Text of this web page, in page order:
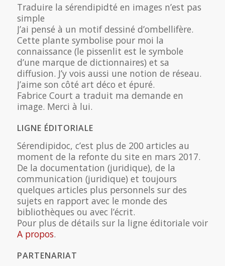
Traduire la sérendipidté en images n’est pas
simple
J’ai pensé à un motif dessiné d’ombellifère.
Cette plante symbolise pour moi la
connaissance (le pissenlit est le symbole
d’une marque de dictionnaires) et sa
diffusion. J’y vois aussi une notion de réseau.
J’aime son côté art déco et épuré.
Fabrice Court a traduit ma demande en
image. Merci à lui.
LIGNE ÉDITORIALE
Sérendipidoc, c’est plus de 200 articles au
moment de la refonte du site en mars 2017.
De la documentation (juridique), de la
communication (juridique) et toujours
quelques articles plus personnels sur des
sujets en rapport avec le monde des
bibliothèques ou avec l’écrit.
Pour plus de détails sur la ligne éditoriale voir
A propos.
PARTENARIAT